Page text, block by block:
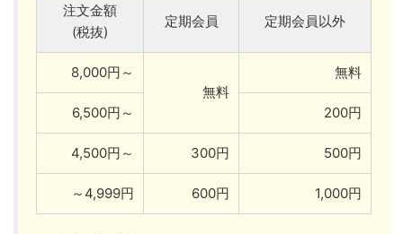
注文金額
(税抜)
定期会員 定期会員以外
8,000円～
無料
無料
6,500円～ 200円
4,500円～ 300円 500円
～4,999円 600円 1,000円